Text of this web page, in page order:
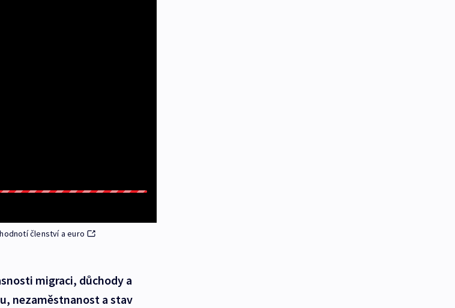
členství a euro
migraci, důchody a
nezaměstnanost a stav